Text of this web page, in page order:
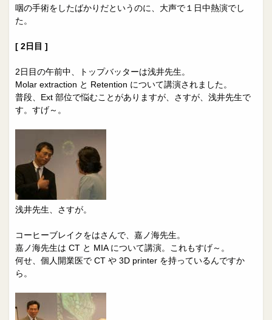
咽の手術をしたばかりだというのに、大声で１日中熱演でし
た。
[ 2日目 ]
2日目の午前中、トップバッターは浅井先生。
Molar extraction と Retention について講演されました。
普段、Ext 部位で悩むことがありますが、さすが、浅井先生で
す。すげ～。
浅井先生、さすが。
コーヒーブレイクをはさんで、嘉ノ海先生。
嘉ノ海先生は CT と MIA について講演。これもすげ～。
何せ、個人開業医で CT や 3D printer を持っているんですか
ら。